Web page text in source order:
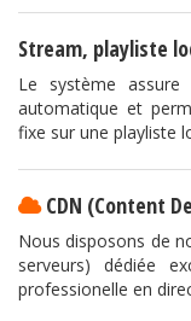
Stream, playliste
Le système
automatique et
fixe sur une playliste
CDN (Content
Nous disposons de
serveurs) dédiée
professionelle en